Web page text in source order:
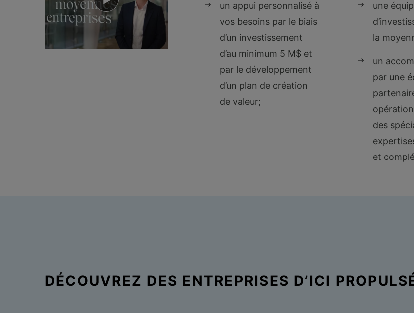
un appui personnalisé à
vos besoins par le biais
d’un investissement
d’au minimum 5 M$ et
par le développement
d’un plan de création
de valeur;
une
la
un
par une
des
et
DÉCOUVREZ DES ENTREPRISES D’ICI